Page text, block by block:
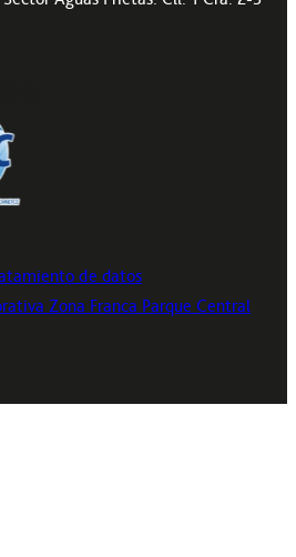
de datos
Zona Franca Parque Central